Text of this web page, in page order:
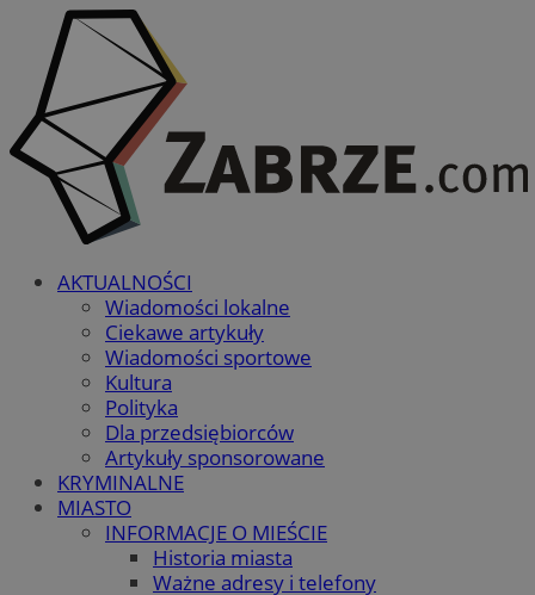
AKTUALNOŚCI
Wiadomości lokalne
Ciekawe artykuły
Wiadomości sportowe
Kultura
Polityka
Dla przedsiębiorców
Artykuły sponsorowane
KRYMINALNE
MIASTO
INFORMACJE O MIEŚCIE
Historia miasta
Ważne adresy i telefony